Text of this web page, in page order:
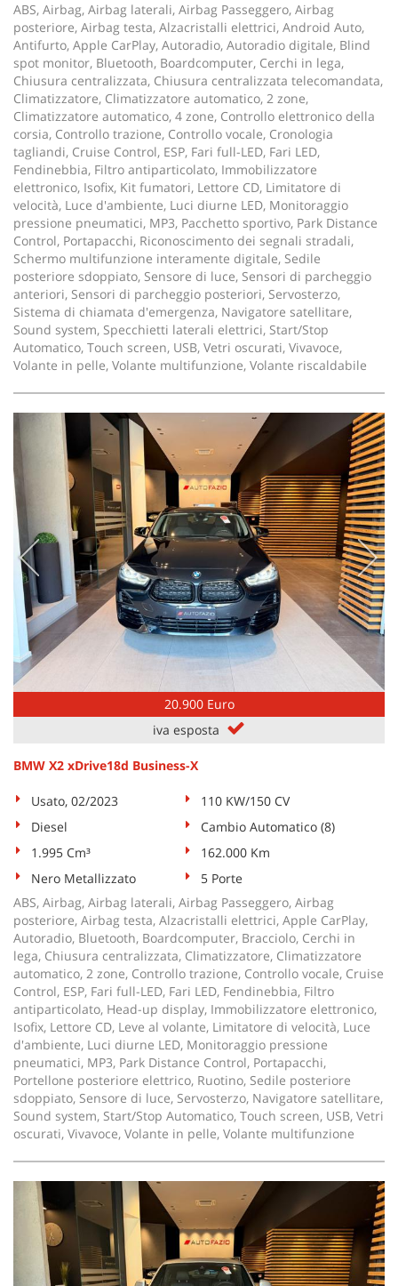
ABS, Airbag, Airbag laterali, Airbag Passeggero, Airbag
posteriore, Airbag testa, Alzacristalli elettrici, Android Auto,
Antifurto, Apple CarPlay, Autoradio, Autoradio digitale, Blind
spot monitor, Bluetooth, Boardcomputer, Cerchi in lega,
Chiusura centralizzata, Chiusura centralizzata telecomandata,
Climatizzatore, Climatizzatore automatico, 2 zone,
Climatizzatore automatico, 4 zone, Controllo elettronico della
corsia, Controllo trazione, Controllo vocale, Cronologia
tagliandi, Cruise Control, ESP, Fari full-LED, Fari LED,
Fendinebbia, Filtro antiparticolato, Immobilizzatore
elettronico, Isofix, Kit fumatori, Lettore CD, Limitatore di
velocità, Luce d'ambiente, Luci diurne LED, Monitoraggio
pressione pneumatici, MP3, Pacchetto sportivo, Park Distance
Control, Portapacchi, Riconoscimento dei segnali stradali,
Schermo multifunzione interamente digitale, Sedile
posteriore sdoppiato, Sensore di luce, Sensori di parcheggio
anteriori, Sensori di parcheggio posteriori, Servosterzo,
Sistema di chiamata d'emergenza, Navigatore satellitare,
Sound system, Specchietti laterali elettrici, Start/Stop
Automatico, Touch screen, USB, Vetri oscurati, Vivavoce,
Volante in pelle, Volante multifunzione, Volante riscaldabile
20.900 Euro
iva esposta
BMW X2 xDrive18d Business-X
Usato, 02/2023
110 KW/150 CV
Diesel
Cambio Automatico (8)
1.995 Cm³
162.000 Km
Nero Metallizzato
5 Porte
ABS, Airbag, Airbag laterali, Airbag Passeggero, Airbag
posteriore, Airbag testa, Alzacristalli elettrici, Apple CarPlay,
Autoradio, Bluetooth, Boardcomputer, Bracciolo, Cerchi in
lega, Chiusura centralizzata, Climatizzatore, Climatizzatore
automatico, 2 zone, Controllo trazione, Controllo vocale, Cruise
Control, ESP, Fari full-LED, Fari LED, Fendinebbia, Filtro
antiparticolato, Head-up display, Immobilizzatore elettronico,
Isofix, Lettore CD, Leve al volante, Limitatore di velocità, Luce
d'ambiente, Luci diurne LED, Monitoraggio pressione
pneumatici, MP3, Park Distance Control, Portapacchi,
Portellone posteriore elettrico, Ruotino, Sedile posteriore
sdoppiato, Sensore di luce, Servosterzo, Navigatore satellitare,
Sound system, Start/Stop Automatico, Touch screen, USB, Vetri
oscurati, Vivavoce, Volante in pelle, Volante multifunzione